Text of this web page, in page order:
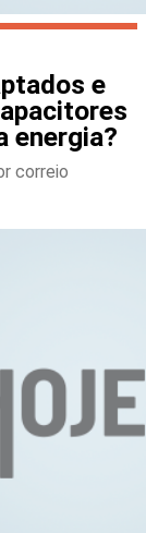
e
energia?
correio